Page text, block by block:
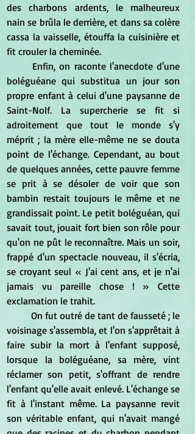
des charbons ardents, le malheureux
nain se brûla le derrière, et dans sa colère
cassa la vaisselle, étouffa la cuisinière et
fit crouler la cheminée.
boléguéane qui substitua un jour son
propre enfant à celui d'une paysanne de
Saint-Nolf. La supercherie se fit si
adroitement que tout le monde s'y
méprit ; la mère elle-même ne se douta
point de l'échange. Cependant, au bout
de quelques années, cette pauvre femme
se prit à se désoler de voir que son
bambin restait toujours le même et ne
grandissait point. Le petit boléguéan, qui
savait tout, jouait fort bien son rôle pour
qu'on ne pût le reconnaître. Mais un soir,
frappé d'un spectacle nouveau, il s'écria,
se croyant seul « J'ai cent ans, et je n'ai
jamais vu pareille chose ! » Cette
exclamation le trahit.
voisinage s'assembla, et l'on s'apprêtait à
faire subir la mort à l'enfant supposé,
lorsque la boléguéane, sa mère, vint
réclamer son petit, s'offrant de rendre
l'enfant qu'elle avait enlevé. L'échange se
fit à l'instant même. La paysanne revit
son véritable enfant, qui n'avait mangé